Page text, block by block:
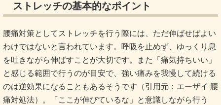
ストレッチの基本的なポイント
腰痛対策としてストレッチを行う際には、ただ伸ばせばよい
わけではないと言われています。呼吸を止めず、ゆっくり息
を吐きながら伸ばすことが大切です。また「痛気持ちいい」
と感じる範囲で行うのが目安で、強い痛みを我慢して続ける
のは逆効果になることもあるそうです（引用元： エーザイ 腰
痛対処法）。「ここが伸びているな」と意識しながら行う